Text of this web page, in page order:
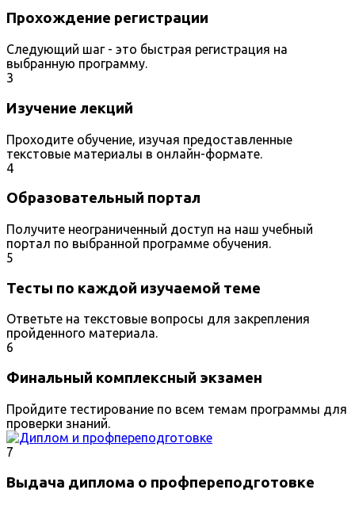
Прохождение регистрации
Следующий шаг - это быстрая регистрация на
выбранную программу.
3
Изучение лекций
Проходите обучение, изучая предоставленные
текстовые материалы в онлайн-формате.
4
Образовательный портал
Получите неограниченный доступ на наш учебный
портал по выбранной программе обучения.
5
Тесты по каждой изучаемой теме
Ответьте на текстовые вопросы для закрепления
пройденного материала.
6
Финальный комплексный экзамен
Пройдите тестирование по всем темам программы для
проверки знаний.
7
Выдача диплома о профпереподготовке